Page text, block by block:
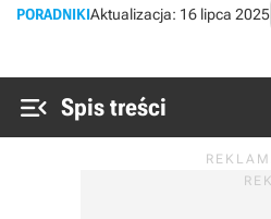
PORADNIKIAktualizacja: 16 lipca 2025
 Spis treści